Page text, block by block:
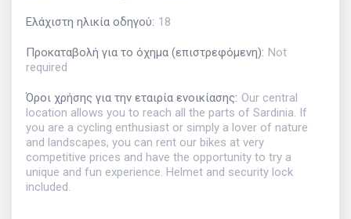
Ελάχιστη ηλικία οδηγού: 18
Προκαταβολή για το όχημα (επιστρεφόμενη): Not
required
Όροι χρήσης για την εταιρία ενοικίασης: Our central
location allows you to reach all the parts of Sardinia. If
you are a cycling enthusiast or simply a lover of nature
and landscapes, you can rent our bikes at very
competitive prices and have the opportunity to try a
unique and fun experience. Helmet and security lock
included.